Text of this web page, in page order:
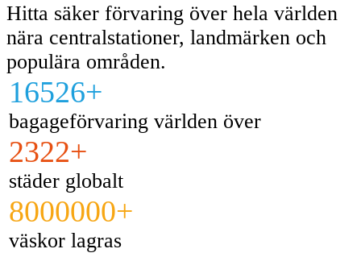
Hitta säker förvaring över hela världen
nära centralstationer, landmärken och
populära områden.
16526+
bagageförvaring världen över
2322+
städer globalt
8000000+
väskor lagras